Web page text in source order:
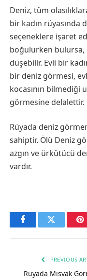
Deniz, tüm
bir kadın rüyasında
seçeneklere işaret
boğulurken bulursa,
düşebilir. Evli bir
bir deniz görmesi,
kocasının bilmediği
görmesine delalettir.
Rüyada deniz
sahiptir. Ölü Deniz
azgın ve ürkütücü
vardır.
FacebookTwitter
PREVIOUS
Rüyada Misvak